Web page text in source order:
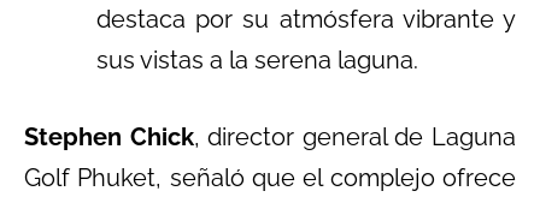
destaca por su atmósfera vibrante y
sus vistas a la serena laguna.
Stephen Chick, director general de Laguna
Golf Phuket, señaló que el complejo ofrece